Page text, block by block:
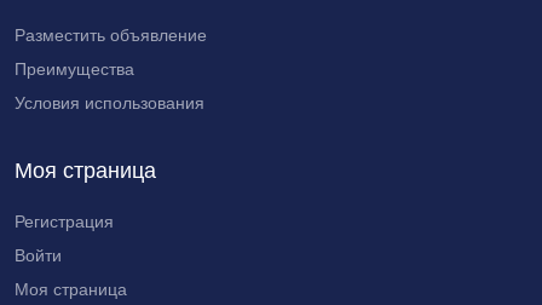
Разместить объявление
Преимущества
Условия использования
Моя страница
Регистрация
Войти
Моя страница